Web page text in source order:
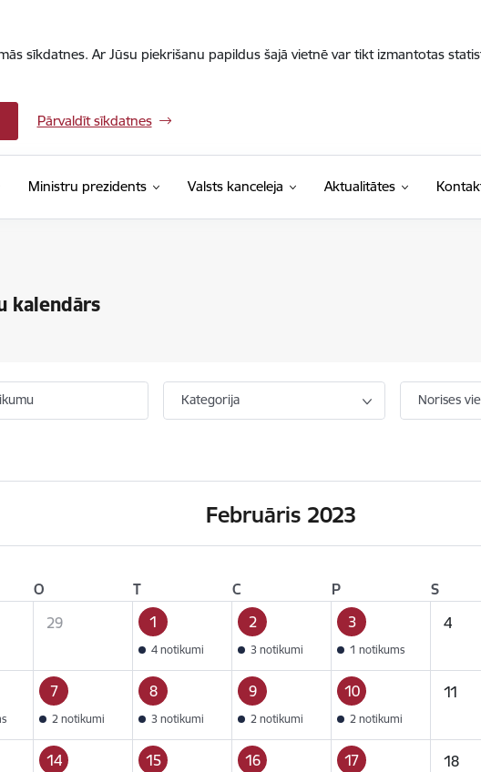
sīkdatnes. Ar Jūsu piekrišanu papildus šajā vietnē var tikt izmantotas
Pārvaldīt sīkdatnes
Ministru prezidents Valsts kanceleja Aktualitātes
kalendārs
Kategorija Norises
Februāris 2023
O T C P S
29 1
4 notikumi
2
3 notikumi
3
1 notikums
4
7
2 notikumi
8
3 notikumi
9
2 notikumi
10
2 notikumi
11
14 15 16 17 18